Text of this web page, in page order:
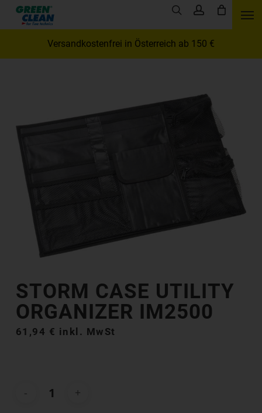
Versandkostenfrei in Österreich ab 150 €
Skip
search account
STORM CASE UTILITY
ORGANIZER IM2500
61,94 € inkl. MwSt